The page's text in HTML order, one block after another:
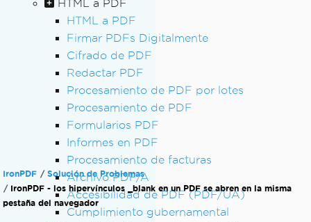
HTML a PDF
HTML a PDF
Firmar PDFs Digitalmente
Cifrado de PDF
Redactar PDF
Procesamiento de PDF por lotes
Procesamiento de PDF
Formularios PDF
Informes en PDF
Procesamiento de facturas
Archivo PDF/A
Accesibilidad de PDF (PDF/UA)
Cumplimiento gubernamental
IronPDF
Solución de Problemas
IronPDF - los hipervínculos _blank en un PDF se abren en la misma
pestaña del navegador